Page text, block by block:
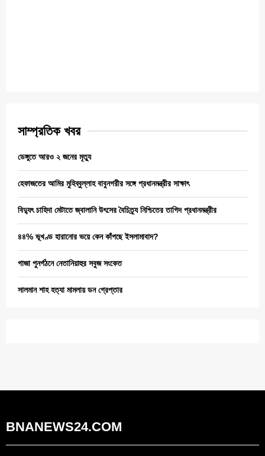
সাম্প্রতিক খবর
ডেঙ্গুতে আরও ২ জনের মৃত্যু
হেফাজতের আমির মুহিব্বুল্লাহ বাবুনগরীর সঙ্গে প্রধানমন্ত্রীর সাক্ষাৎ
বিদ্যুৎ চাহিদা মেটাতে জ্বালানি উৎসের বৈচিত্র্য নিশ্চিতের তাগিদ প্রধানমন্ত্রীর
৪৪% ভূখণ্ড হারানোর ভয়ে কেন কাঁপছে ইসলামাবাদ?
গাজা পুনর্গঠনে নেতানিয়াহুর সবুজ সংকেত
সালমান শাহ হত্যা মামলায় ডন গ্রেপ্তার
BNANEWS24.COM